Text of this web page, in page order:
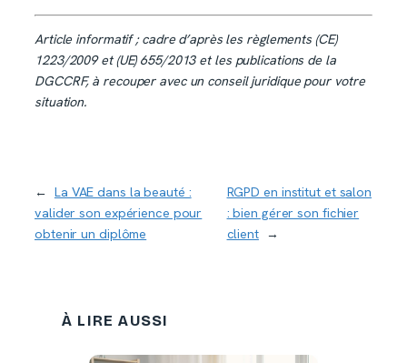
Article informatif ; cadre d’après les règlements (CE)
1223/2009 et (UE) 655/2013 et les publications de la
DGCCRF, à recouper avec un conseil juridique pour votre
situation.
← La VAE dans la beauté :
valider son expérience pour
obtenir un diplôme
RGPD en institut et salon
: bien gérer son fichier
client →
À LIRE AUSSI